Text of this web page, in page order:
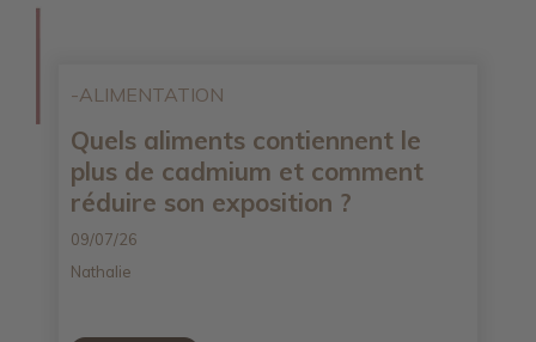
-ALIMENTATION
Quels aliments contiennent le
plus de cadmium et comment
réduire son exposition ?
09/07/26
Nathalie